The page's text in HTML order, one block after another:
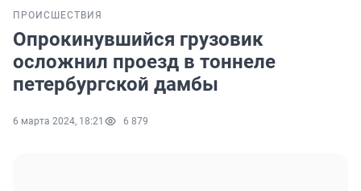
ПРОИСШЕСТВИЯ
Опрокинувшийся грузовик
осложнил проезд в тоннеле
петербургской дамбы
6 марта 2024, 18:21 6 879